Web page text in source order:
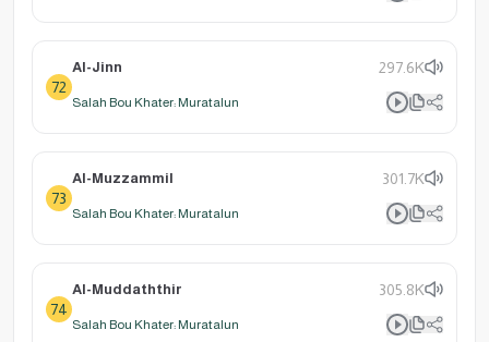
72
Al-Jinn 297.6K
Salah Bou Khater: Muratalun
73
Al-Muzzammil 301.7K
Salah Bou Khater: Muratalun
74
Al-Muddaththir 305.8K
Salah Bou Khater: Muratalun